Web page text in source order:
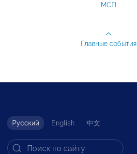
МСП
Главные события
Русский English 中文